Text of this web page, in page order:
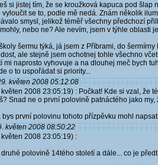
si jistej tím, že se kroužková kapuca pod
vyloučit se to, podle mě nedá. Znám několik
smysl, jelikož téměř všechny předchozí
nebo ne? Ale nevím, jsem v týhle oblasti
šermu týká, já jsem z Příbrami, do
ale stejně jsem ochotnej tohle všechno
mi naprosto vyhovuje a na dlouhej meč bych
o to uspořádat si priority...
květen 2008 05:12:08
2008 23:05:19) : Počkat! Kde si vzal, že
Snad ne o první polovině patnáctého jako my,
bys první polovinu tohoto přízpěvku mohl
květen 2008 08:50:22
2008 23:05:19) :
druhé polovině 14tého století a dále... co je